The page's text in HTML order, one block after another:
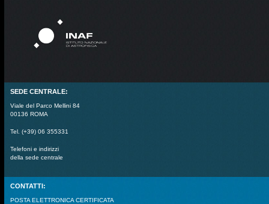
SEDE CENTRALE:
Viale del Parco Mellini 84
00136 ROMA
Tel. (+39) 06 355331
Telefoni e indirizzi
della sede centrale
CONTATTI:
POSTA ELETTRONICA CERTIFICATA